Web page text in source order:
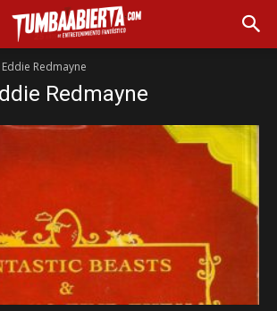
Eddie Redmayne
Redmayne